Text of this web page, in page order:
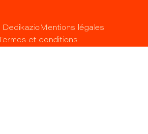
DedikazioMentions légales
Termes et conditions